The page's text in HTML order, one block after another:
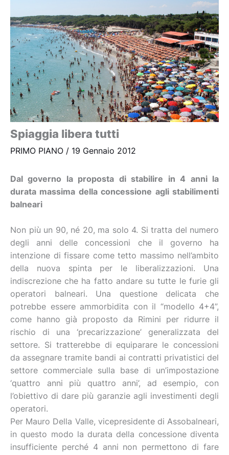
Spiaggia libera tutti
PRIMO PIANO / 19 Gennaio 2012
Dal governo la proposta di stabilire in 4 anni la
durata massima della concessione agli stabilimenti
balneari
Non più un 90, né 20, ma solo 4. Si tratta del numero
degli anni delle concessioni che il governo ha
intenzione di fissare come tetto massimo nell’ambito
della nuova spinta per le liberalizzazioni. Una
indiscrezione che ha fatto andare su tutte le furie gli
operatori balneari. Una questione delicata che
potrebbe essere ammorbidita con il “modello 4+4”,
come hanno già proposto da Rimini per ridurre il
rischio di una ‘precarizzazione’ generalizzata del
settore. Si tratterebbe di equiparare le concessioni
da assegnare tramite bandi ai contratti privatistici del
settore commerciale sulla base di un’impostazione
‘quattro anni più quattro anni’, ad esempio, con
l’obiettivo di dare più garanzie agli investimenti degli
operatori.
Per Mauro Della Valle, vicepresidente di Assobalneari,
in questo modo la durata della concessione diventa
insufficiente perché 4 anni non permettono di fare